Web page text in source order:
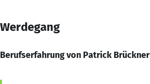
Werdegang
Berufserfahrung von Patrick Brückner